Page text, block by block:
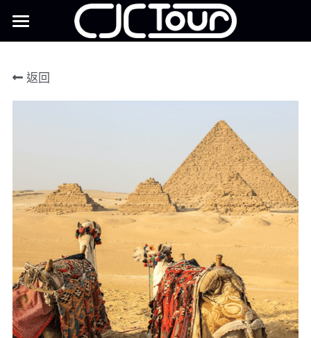
康永旅行社
聯絡我們
品牌故事
搜索
返回